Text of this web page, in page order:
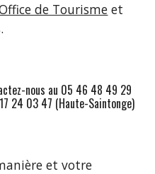
de Tourisme et
nous au 05 46 48 49 29
24 03 47 (Haute-Saintonge)
et votre